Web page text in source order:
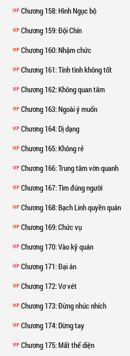
VIP Chương 158: Hình Ngục bộ
VIP Chương 159: Đội Chín
VIP Chương 160: Nhậm chức
VIP Chương 161: Tính tình không tốt
VIP Chương 162: Không quan tâm
VIP Chương 163: Ngoài ý muốn
VIP Chương 164: Dị dạng
VIP Chương 165: Không rẻ
VIP Chương 166: Trung tâm vờn quanh
VIP Chương 167: Tìm đúng người
VIP Chương 168: Bạch Linh quyền quán
VIP Chương 169: Chức vụ
VIP Chương 170: Vào kỹ quán
VIP Chương 171: Đại án
VIP Chương 172: Vơ vét
VIP Chương 173: Đừng nhúc nhích
VIP Chương 174: Dừng tay
VIP Chương 175: Mất thể diện